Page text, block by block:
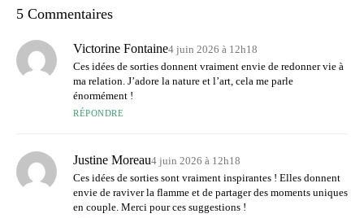
5 Commentaires
Victorine Fontaine4 juin 2026 à 12h18
Ces idées de sorties donnent vraiment envie de redonner vie à
ma relation. J’adore la nature et l’art, cela me parle
énormément !
RÉPONDRE
Justine Moreau4 juin 2026 à 12h18
Ces idées de sorties sont vraiment inspirantes ! Elles donnent
envie de raviver la flamme et de partager des moments uniques
en couple. Merci pour ces suggestions !